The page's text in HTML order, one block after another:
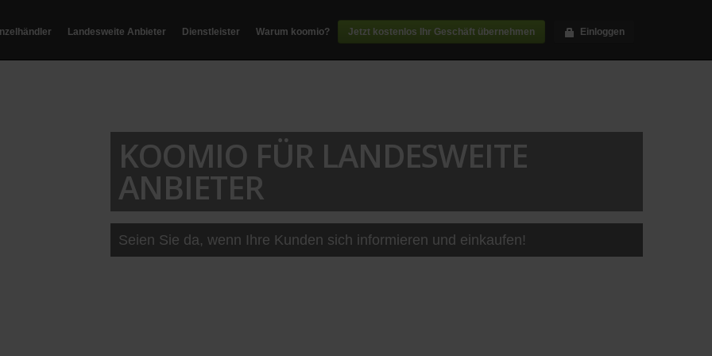
Landesweite Anbieter Dienstleister Warum koomio? Jetzt kostenlos Ihr Geschäft übernehmen Einloggen
KOOMIO FÜR LANDESWEITE
ANBIETER
Seien Sie da, wenn Ihre Kunden sich informieren und einkaufen!